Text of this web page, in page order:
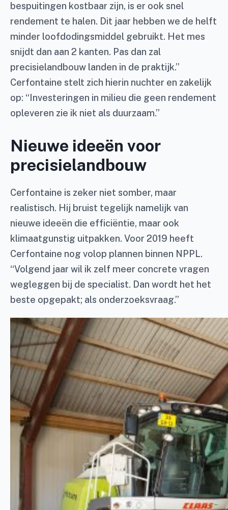
bespuitingen kostbaar zijn, is er ook snel
rendement te halen. Dit jaar hebben we de helft
minder loofdodingsmiddel gebruikt. Het mes
snijdt dan aan 2 kanten. Pas dan zal
precisielandbouw landen in de praktijk.”
Cerfontaine stelt zich hierin nuchter en zakelijk
op: “Investeringen in milieu die geen rendement
opleveren zie ik niet als duurzaam.”
Nieuwe ideeën voor
precisielandbouw
Cerfontaine is zeker niet somber, maar
realistisch. Hij bruist tegelijk namelijk van
nieuwe ideeën die efficiëntie, maar ook
klimaatgunstig uitpakken. Voor 2019 heeft
Cerfontaine nog volop plannen binnen NPPL.
“Volgend jaar wil ik zelf meer concrete vragen
wegleggen bij de specialist. Dan wordt het het
beste opgepakt; als onderzoeksvraag.”